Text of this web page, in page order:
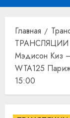
меню
Главная
Мэдисон Киз
WTA125
15:00